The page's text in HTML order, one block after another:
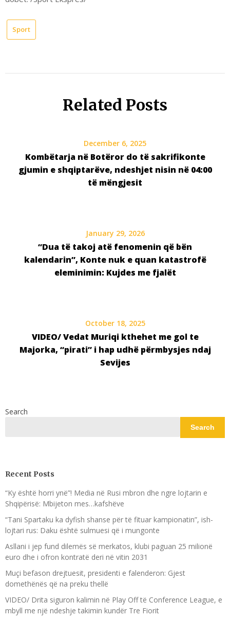
Sport
Related Posts
December 6, 2025
Kombëtarja në Botëror do të sakrifikonte
gjumin e shqiptarëve, ndeshjet nisin në 04:00
të mëngjesit
January 29, 2026
“Dua të takoj atë fenomenin që bën
kalendarin”, Konte nuk e quan katastrofë
eleminimin: Kujdes me fjalët
October 18, 2025
VIDEO/ Vedat Muriqi kthehet me gol te
Majorka, “pirati” i hap udhë përmbysjes ndaj
Sevijes
Search
Search
Recent Posts
“Ky është horri ynë”! Media në Rusi mbron dhe ngre lojtarin e
Shqipërisë: Mbijeton mes…kafshëve
“Tani Spartaku ka dyfish shanse për të fituar kampionatin”, ish-
lojtari rus: Daku është sulmuesi që i mungonte
Asllani i jep fund dilemës së merkatos, klubi paguan 25 milionë
euro dhe i ofron kontratë deri në vitin 2031
Muçi befason drejtuesit, presidenti e falenderon: Gjest
domethënës që na preku thellë
VIDEO/ Drita siguron kalimin në Play Off të Conference League, e
mbyll me një ndeshje takimin kundër Tre Fiorit